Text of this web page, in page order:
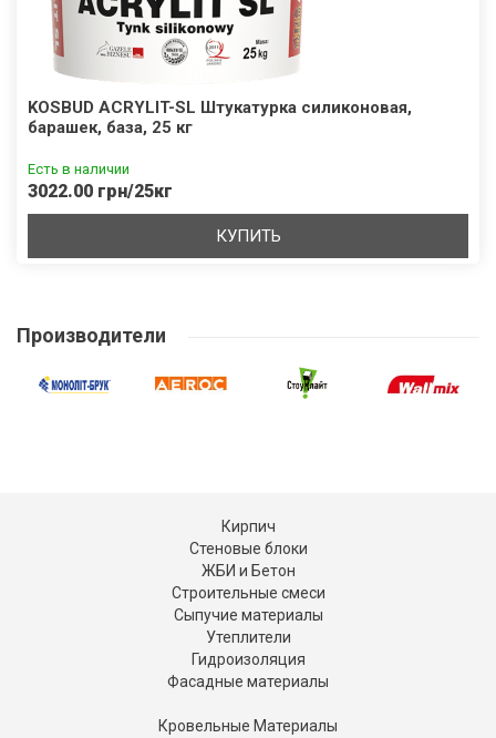
KOSBUD ACRYLIT-SL Штукатурка силиконовая,
барашек, база, 25 кг
Есть в наличии
3022.00 грн/25кг
КУПИТЬ
Производители
Кирпич
Стеновые блоки
ЖБИ и Бетон
Строительные смеси
Сыпучие материалы
Утеплители
Гидроизоляция
Фасадные материалы
Кровельные Материалы